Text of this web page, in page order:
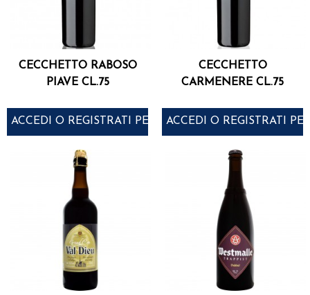
CECCHETTO RABOSO
PIAVE CL.75
ACCEDI O REGISTRATI PER ACQUISTARE
CECCHETTO
CARMENERE CL.75
ACCEDI O REGISTRATI